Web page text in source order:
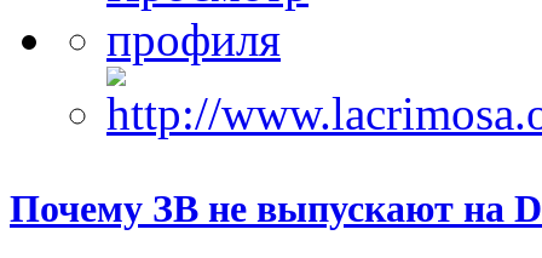
Почему ЗВ не выпускают на